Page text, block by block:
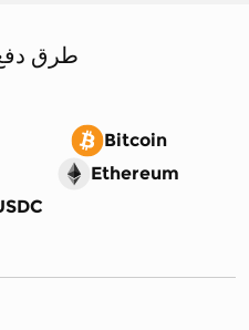
طرق
Bitcoin
Ethereum